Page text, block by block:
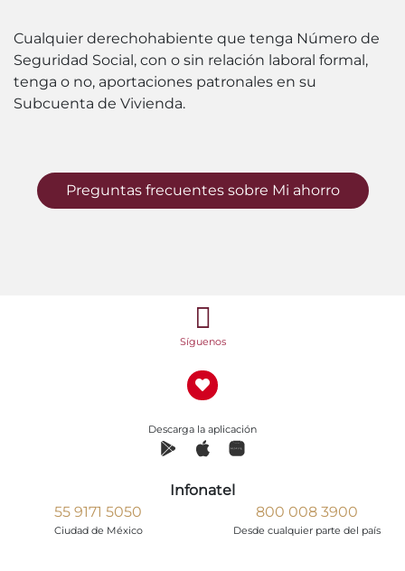
Cualquier derechohabiente que tenga Número de
Seguridad Social, con o sin relación laboral formal,
tenga o no, aportaciones patronales en su
Subcuenta de Vivienda.
Preguntas frecuentes sobre Mi ahorro
Síguenos
Descarga la aplicación
Infonatel
55 9171 5050
Ciudad de México
800 008 3900
Desde cualquier parte del país